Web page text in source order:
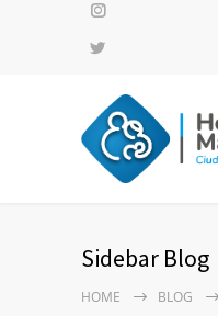
Sidebar Blog
HOME BLOG